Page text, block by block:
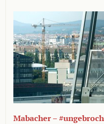
Mabacher –